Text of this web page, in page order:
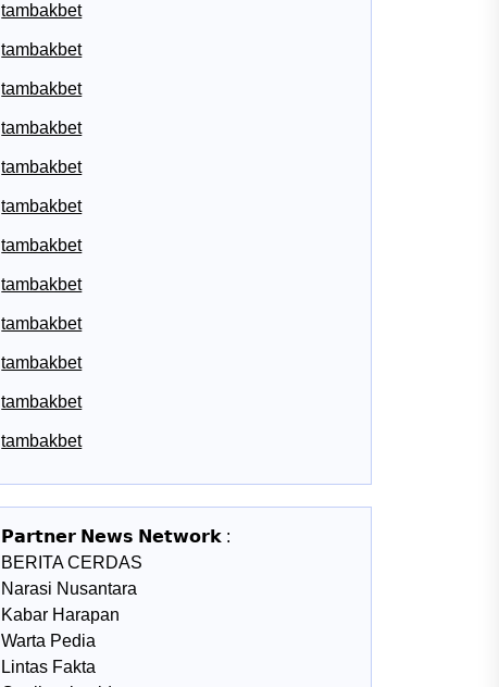
tambakbet
tambakbet
tambakbet
tambakbet
tambakbet
tambakbet
tambakbet
tambakbet
tambakbet
tambakbet
tambakbet
tambakbet
𝗣𝗮𝗿𝘁𝗻𝗲𝗿 𝗡𝗲𝘄𝘀 𝗡𝗲𝘁𝘄𝗼𝗿𝗸 :
BERITA CERDAS
Narasi Nusantara
Kabar Harapan
Warta Pedia
Lintas Fakta